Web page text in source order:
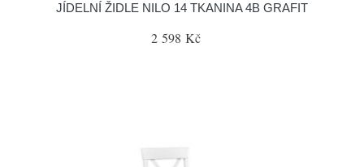
JÍDELNÍ ŽIDLE NILO 14 TKANINA 4B GRAFIT
2 598 Kč